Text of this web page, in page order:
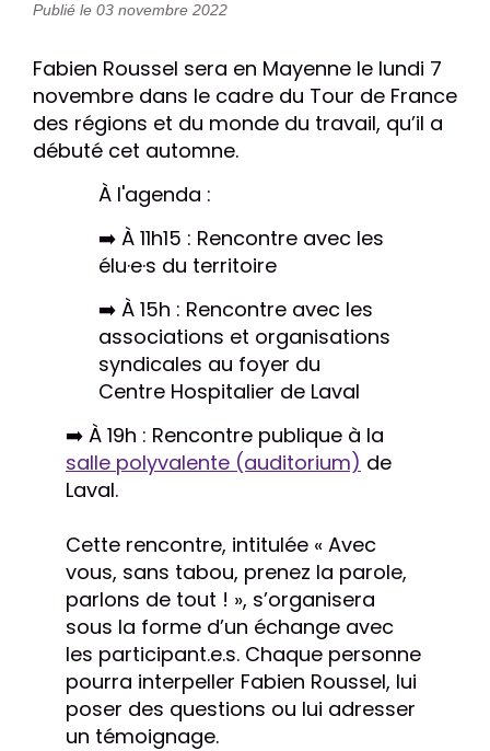
Publié le 03 novembre 2022
Fabien Roussel sera en Mayenne le lundi 7
novembre dans le cadre du Tour de France
des régions et du monde du travail, qu’il a
débuté cet automne.
À l'agenda :
➡️ À 11h15 : Rencontre avec les
élu·e·s du territoire
➡️ À 15h : Rencontre avec les
associations et organisations
syndicales au foyer du
Centre Hospitalier de Laval
➡️ À 19h : Rencontre publique à la
salle polyvalente (auditorium) de
Laval.
Cette rencontre, intitulée « Avec
vous, sans tabou, prenez la parole,
parlons de tout ! », s’organisera
sous la forme d’un échange avec
les participant.e.s. Chaque personne
pourra interpeller Fabien Roussel, lui
poser des questions ou lui adresser
un témoignage.